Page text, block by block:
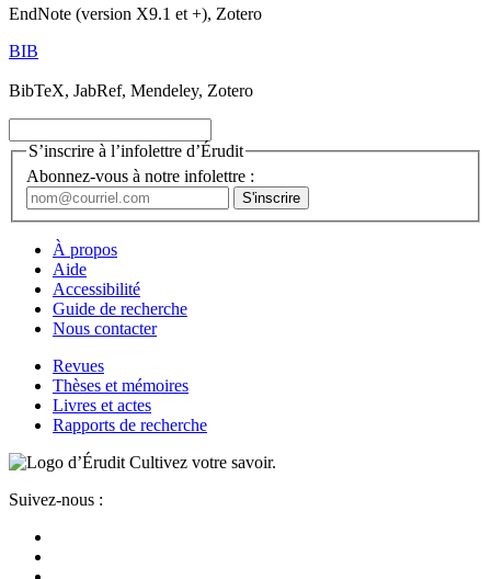
EndNote (version X9.1 et +), Zotero
BIB
BibTeX, JabRef, Mendeley, Zotero
S’inscrire à l’infolettre d’Érudit
Abonnez-vous à notre infolettre :
À propos
Aide
Accessibilité
Guide de recherche
Nous contacter
Revues
Thèses et mémoires
Livres et actes
Rapports de recherche
Cultivez votre savoir.
Suivez-nous :